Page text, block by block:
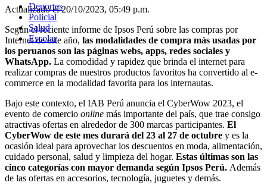
Deportes
Policial
Salud
Escolar
Actualizado el 20/10/2023, 05:49 p.m.
Según el reciente informe de Ipsos Perú sobre las compras por
Internet de este año, las modalidades de compra más usadas por
los peruanos son las páginas webs, apps, redes sociales y
WhatsApp. La comodidad y rapidez que brinda el internet para
realizar compras de nuestros productos favoritos ha convertido al e-
commerce en la modalidad favorita para los internautas.
Bajo este contexto, el IAB Perú anuncia el CyberWow 2023, el
evento de comercio online más importante del país, que trae consigo
atractivas ofertas en alrededor de 300 marcas participantes. El
CyberWow de este mes durará del 23 al 27 de octubre y es la
ocasión ideal para aprovechar los descuentos en moda, alimentación,
cuidado personal, salud y limpieza del hogar. Estas últimas son las
cinco categorías con mayor demanda según Ipsos Perú. Además
de las ofertas en accesorios, tecnología, juguetes y demás.